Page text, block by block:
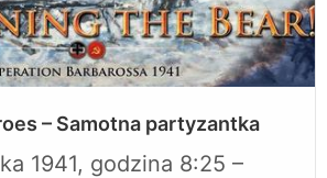
– Samotna partyzantka
1941, godzina 8:25 –